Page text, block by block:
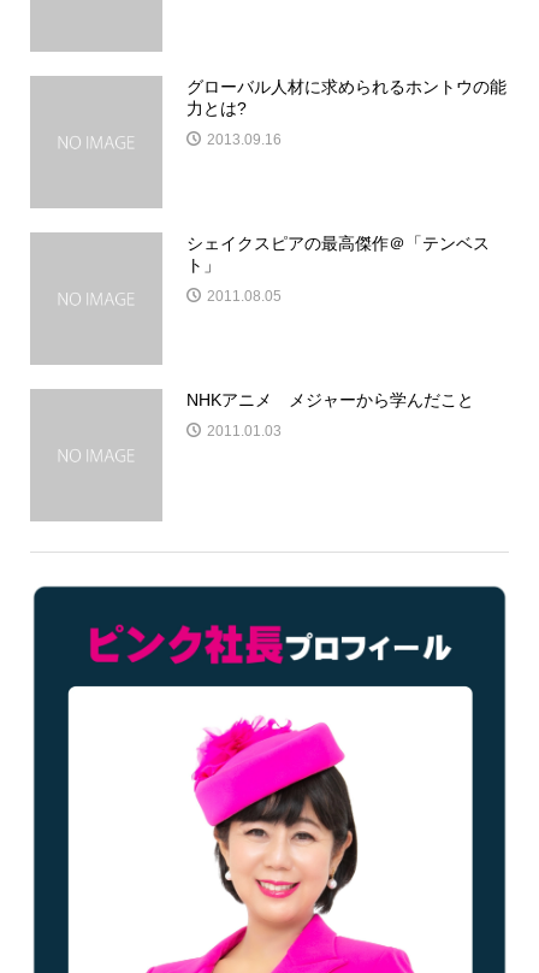
グローバル人材に求められるホントウの能
力とは?
2013.09.16
シェイクスピアの最高傑作＠「テンベス
ト」
2011.08.05
NHKアニメ メジャーから学んだこと
2011.01.03